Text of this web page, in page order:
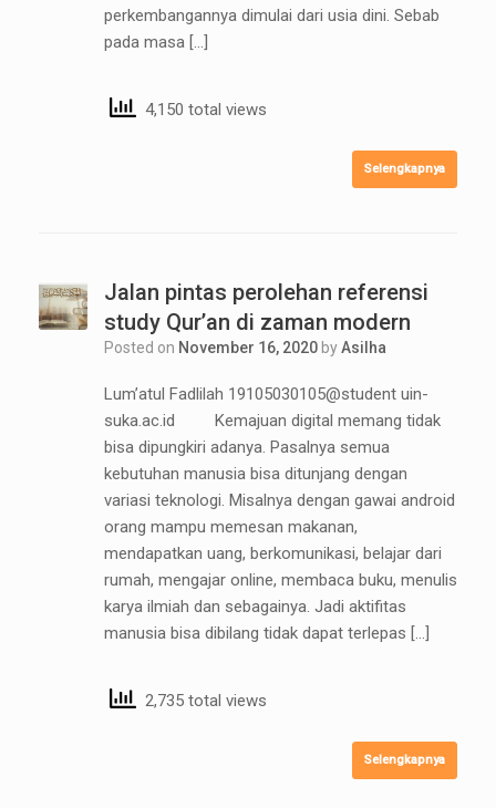
perkembangannya dimulai dari usia dini. Sebab
pada masa […]
4,150 total views
Selengkapnya
Jalan pintas perolehan referensi
study Qur’an di zaman modern
Posted on November 16, 2020 byAsilha
Lum’atul Fadlilah 19105030105@student uin-
suka.ac.id Kemajuan digital memang tidak
bisa dipungkiri adanya. Pasalnya semua
kebutuhan manusia bisa ditunjang dengan
variasi teknologi. Misalnya dengan gawai android
orang mampu memesan makanan,
mendapatkan uang, berkomunikasi, belajar dari
rumah, mengajar online, membaca buku, menulis
karya ilmiah dan sebagainya. Jadi aktifitas
manusia bisa dibilang tidak dapat terlepas […]
2,735 total views
Selengkapnya